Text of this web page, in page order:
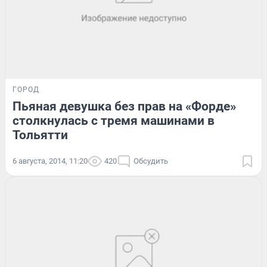
ГОРОД
Пьяная девушка без прав на «Форде»
столкнулась с тремя машинами в
Тольятти
6 августа, 2014, 11:20 420 Обсудить